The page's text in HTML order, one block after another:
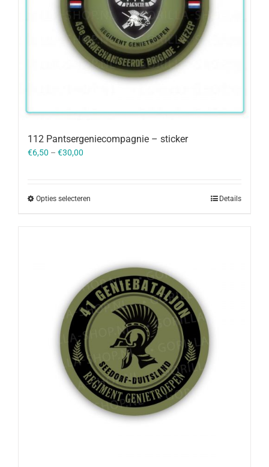
112 Pantsergeniecompagnie – sticker
€6,50 – €30,00
Opties selecteren Details